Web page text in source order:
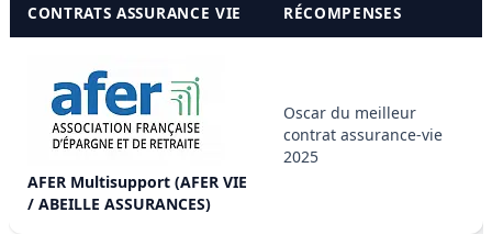
CONTRATS ASSURANCE VIE RÉCOMPENSES
AFER Multisupport (AFER VIE
/ ABEILLE ASSURANCES)
Oscar du meilleur
contrat assurance-vie
2025